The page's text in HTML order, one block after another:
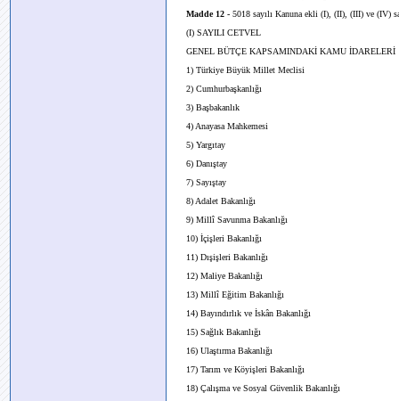
Madde 12 - 5018 sayılı Kanuna ekli (I), (II), (III) ve (IV)
(I) SAYILI CETVEL
GENEL BÜTÇE KAPSAMINDAKİ KAMU İDARELERİ
1) Türkiye Büyük Millet Meclisi
2) Cumhurbaşkanlığı
3) Başbakanlık
4) Anayasa Mahkemesi
5) Yargıtay
6) Danıştay
7) Sayıştay
8) Adalet Bakanlığı
9) Millî Savunma Bakanlığı
10) İçişleri Bakanlığı
11) Dışişleri Bakanlığı
12) Maliye Bakanlığı
13) Millî Eğitim Bakanlığı
14) Bayındırlık ve İskân Bakanlığı
15) Sağlık Bakanlığı
16) Ulaştırma Bakanlığı
17) Tarım ve Köyişleri Bakanlığı
18) Çalışma ve Sosyal Güvenlik Bakanlığı